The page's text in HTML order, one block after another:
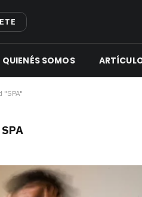
QUIENÉS SOMOS
"SPA"
SPA